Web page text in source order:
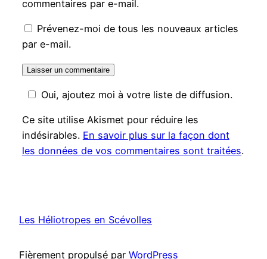
commentaires par e-mail.
Prévenez-moi de tous les nouveaux articles
par e-mail.
Oui, ajoutez moi à votre liste de diffusion.
Ce site utilise Akismet pour réduire les
indésirables. En savoir plus sur la façon dont
les données de vos commentaires sont traitées.
Les Héliotropes en Scévolles
Fièrement propulsé par WordPress